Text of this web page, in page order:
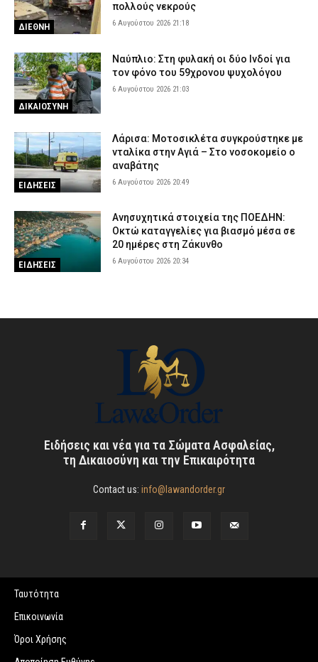
ΔΙΕΘΝΗ
πολλούς νεκρούς
6 Αυγούστου 2026 21:18
ΔΙΚΑΙΟΣΥΝΗ
Ναύπλιο: Στη φυλακή οι δύο Ινδοί για
τον φόνο του 59χρονου ψυχολόγου
6 Αυγούστου 2026 21:03
ΕΙΔΗΣΕΙΣ
Λάρισα: Μοτοσικλέτα συγκρούστηκε με
νταλίκα στην Αγιά – Στο νοσοκομείο ο
αναβάτης
6 Αυγούστου 2026 20:49
ΕΙΔΗΣΕΙΣ
Ανησυχητικά στοιχεία της ΠΟΕΔΗΝ:
Οκτώ καταγγελίες για βιασμό μέσα σε
20 ημέρες στη Ζάκυνθο
6 Αυγούστου 2026 20:34
Ειδήσεις και νέα για τα Σώματα Ασφαλείας,
τη Δικαιοσύνη και την Επικαιρότητα
Contact us: info@lawandorder.gr
Ταυτότητα
Επικοινωνία
Όροι Χρήσης